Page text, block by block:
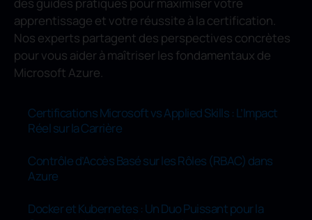
des guides pratiques pour maximiser votre
apprentissage et votre réussite à la certification.
Nos experts partagent des perspectives concrètes
pour vous aider à maîtriser les fondamentaux de
Microsoft Azure.
Certifications Microsoft vs Applied Skills : L’Impact
Réel sur la Carrière
Contrôle d’Accès Basé sur les Rôles (RBAC) dans
Azure
Docker et Kubernetes : Un Duo Puissant pour la